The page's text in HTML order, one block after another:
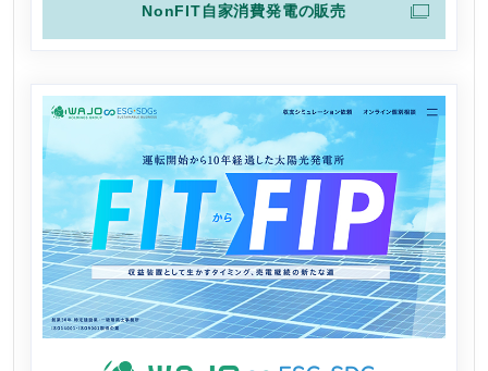
NonFIT自家消費発電の販売